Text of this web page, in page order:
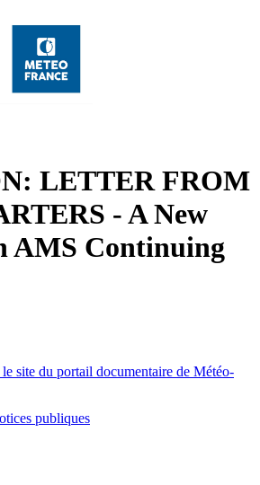
LETTER FROM
- A New
AMS Continuing
site du portail documentaire de Météo-
publiques